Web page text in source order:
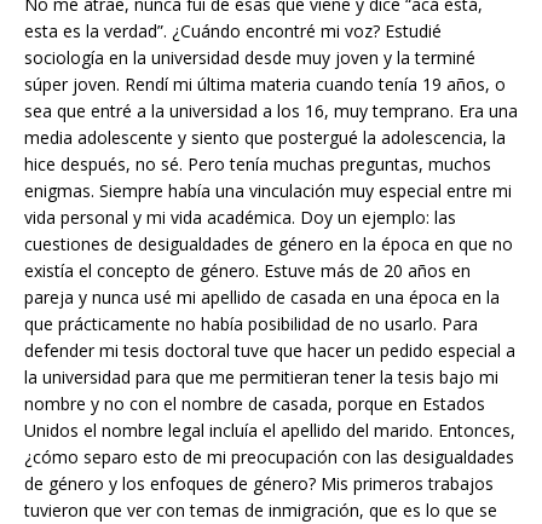
esta es la verdad”. ¿Cuándo encontré mi voz? Estudié
sociología en la universidad desde muy joven y la terminé
súper joven. Rendí mi última materia cuando tenía 19 años, o
sea que entré a la universidad a los 16, muy temprano. Era una
media adolescente y siento que postergué la adolescencia, la
hice después, no sé. Pero tenía muchas preguntas, muchos
enigmas. Siempre había una vinculación muy especial entre mi
vida personal y mi vida académica. Doy un ejemplo: las
cuestiones de desigualdades de género en la época en que no
existía el concepto de género. Estuve más de 20 años en
pareja y nunca usé mi apellido de casada en una época en la
que prácticamente no había posibilidad de no usarlo. Para
defender mi tesis doctoral tuve que hacer un pedido especial a
la universidad para que me permitieran tener la tesis bajo mi
nombre y no con el nombre de casada, porque en Estados
Unidos el nombre legal incluía el apellido del marido. Entonces,
¿cómo separo esto de mi preocupación con las desigualdades
de género y los enfoques de género? Mis primeros trabajos
tuvieron que ver con temas de inmigración, que es lo que se